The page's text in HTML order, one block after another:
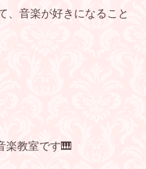
、音楽が好きになること
楽教室です🎹